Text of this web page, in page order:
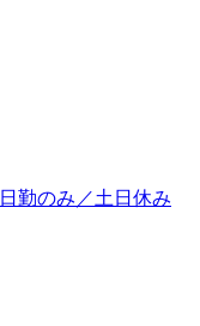
勤のみ／土日休み